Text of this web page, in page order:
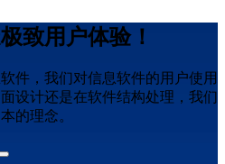
致用户体验！
件，我们对信息软件的用户使用
设计还是在软件结构处理，我们
的理念。